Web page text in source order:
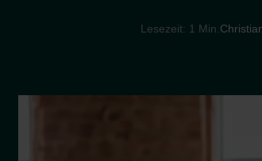
Lesezeit: 1 Min.